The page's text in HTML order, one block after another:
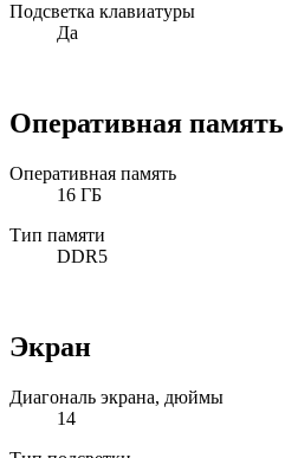
Подсветка клавиатуры
Да
Оперативная память
Оперативная память
16 ГБ
Тип памяти
DDR5
Экран
Диагональ экрана, дюймы
14